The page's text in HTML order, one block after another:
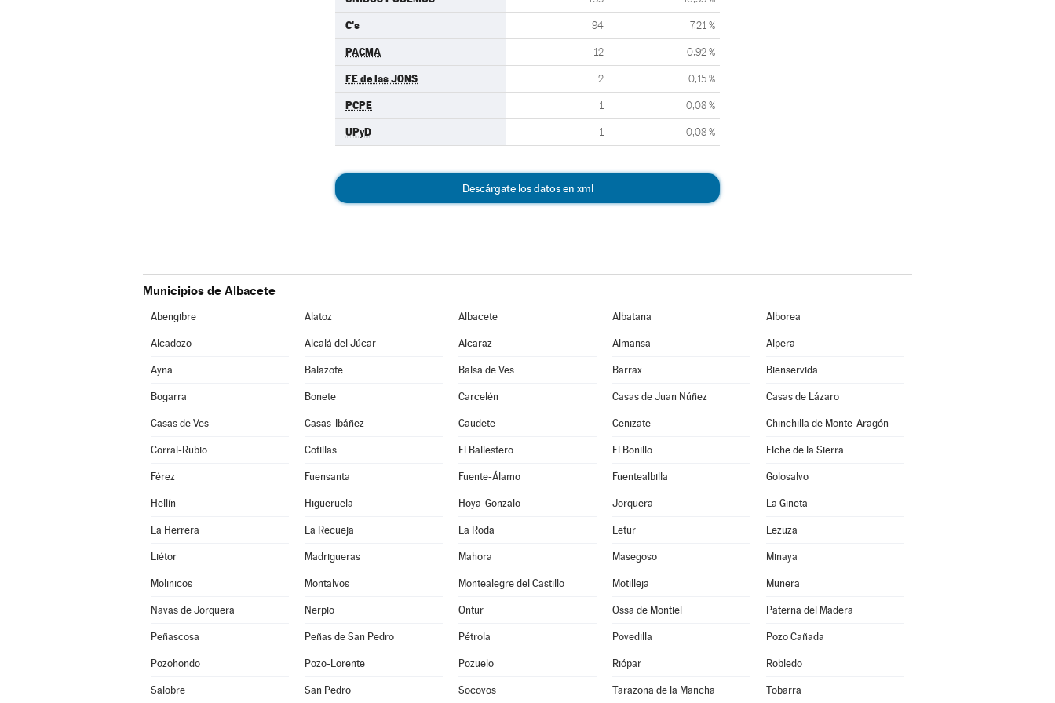
C's 94 7,21 %
PACMA 12 0,92 %
FE de las JONS 2 0,15 %
PCPE 1 0,08 %
UPyD 1 0,08 %
Descárgate los datos en xml
Municipios de Albacete
Abengibre Alatoz Albacete Albatana Alborea
Alcadozo Alcalá del Júcar Alcaraz Almansa Alpera
Ayna Balazote Balsa de Ves Barrax Bienservida
Bogarra Bonete Carcelén Casas de Juan Núñez Casas de Lázaro
Casas de Ves Casas-Ibáñez Caudete Cenizate Chinchilla de Monte-Aragón
Corral-Rubio Cotillas El Ballestero El Bonillo Elche de la Sierra
Férez Fuensanta Fuente-Álamo Fuentealbilla Golosalvo
Hellín Higueruela Hoya-Gonzalo Jorquera La Gineta
La Herrera La Recueja La Roda Letur Lezuza
Liétor Madrigueras Mahora Masegoso Minaya
Molinicos Montalvos Montealegre del Castillo Motilleja Munera
Navas de Jorquera Nerpio Ontur Ossa de Montiel Paterna del Madera
Peñascosa Peñas de San Pedro Pétrola Povedilla Pozo Cañada
Pozohondo Pozo-Lorente Pozuelo Riópar Robledo
Salobre San Pedro Socovos Tarazona de la Mancha Tobarra